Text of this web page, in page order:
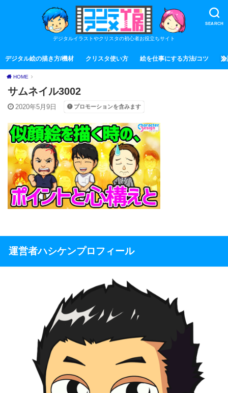
SEARCH
デジタルイラストやクリスタの初心者お役立ちサイト
デジタル絵の描き方/機材 クリスタ使い方 絵を仕事にする方法/コツ 全
HOME
サムネイル3002
2020年5月9日 プロモーションを含みます
運営者ハシケンプロフィール